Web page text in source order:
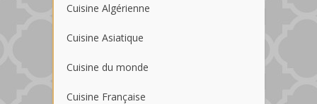
Cuisine Algérienne
Cuisine Asiatique
Cuisine du monde
Cuisine Française